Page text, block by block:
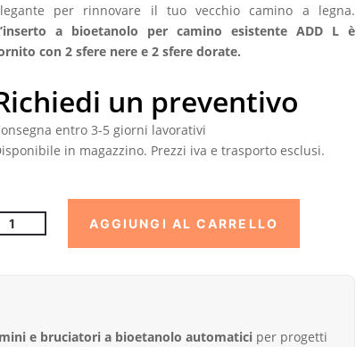
per rinnovare il tuo vecchio camino a legna.
a bioetanolo per camino esistente ADD L è
con 2 sfere nere e 2 sfere dorate.
un preventivo
entro 3-5 giorni lavorativi
in magazzino. Prezzi iva e trasporto esclusi.
Bruciatore
AGGIUNGI AL CARRELLO
e bruciatori a bioetanolo automaticiper progetti